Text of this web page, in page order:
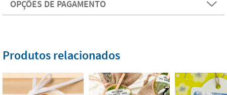
OPÇÕES DE PAGAMENTO
Produtos relacionados